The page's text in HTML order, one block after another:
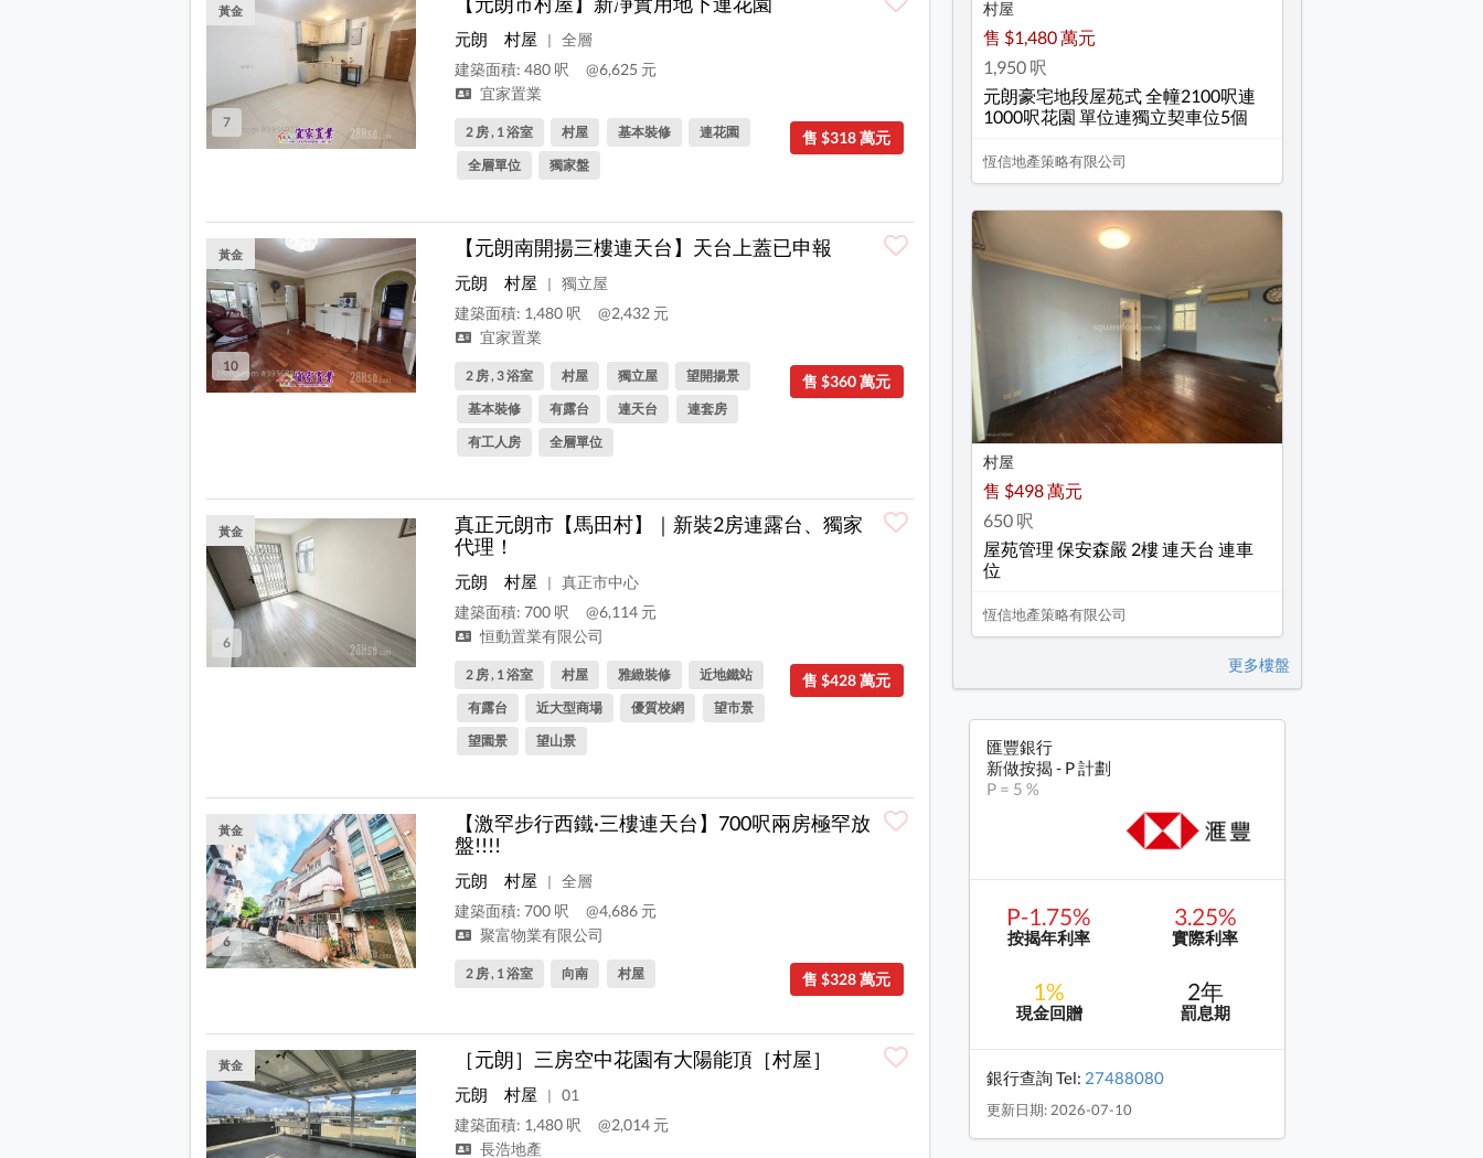
7
黃金
元朗 村屋 |
全層
建築面積: 480 呎
@6,625 元
宜家置業
售 $318 萬元
2 房 , 1 浴室 村屋 基本裝修
連花園
全層單位
獨家盤
10
黃金 【元朗南開揚三樓連天台】天台上蓋已申報
元朗 村屋 |
獨立屋
建築面積: 1,480 呎
@2,432 元
宜家置業
售 $360 萬元
2 房 , 3 浴室 村屋 獨立屋
望開揚景
基本裝修
有露台 連天台
連套房
有工人房
全層單位
6
黃金
真正元朗市【馬田村】｜新裝2房連露台、獨家
代理！
元朗 村屋 |
真正市中心
建築面積: 700 呎
@6,114 元
恒動置業有限公司
售 $428 萬元
2 房 , 1 浴室 村屋 雅緻裝修
近地鐵站
有露台
近大型商場 優質校網
望市景
望園景
望山景
6
黃金
【激罕步行西鐵·三樓連天台】700呎兩房極罕放
盤!!!!
元朗 村屋 |
全層
建築面積: 700 呎
@4,686 元
聚富物業有限公司
售 $328 萬元
2 房 , 1 浴室 向南 村屋
黃金 ［元朗］三房空中花園有大陽能頂［村屋］
元朗 村屋 |
01
建築面積: 1,480 呎
@2,014 元
長浩地產
村屋
售 $1,480 萬元
1,950 呎
元朗豪宅地段屋苑式 全幢2100呎連
1000呎花園 單位連獨立契車位5個
恆信地產策略有限公司
村屋
售 $498 萬元
650 呎
屋苑管理 保安森嚴 2樓 連天台 連車
位
恆信地產策略有限公司
更多樓盤
匯豐銀行
新做按揭 - P 計劃
P = 5 %
P-1.75%
按揭年利率
3.25%
實際利率
1%
現金回贈
2年
罰息期
銀行查詢 Tel: 27488080
更新日期: 2026-07-10